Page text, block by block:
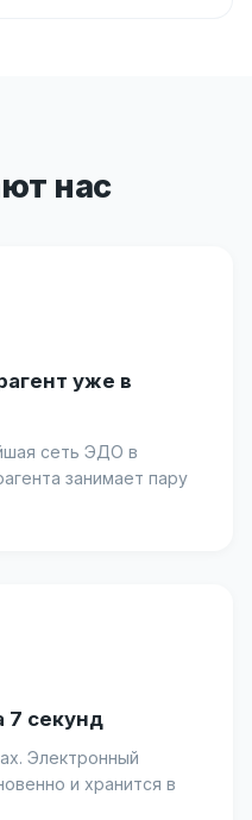
нас
уже в
сеть ЭДО в
занимает пару
7 секунд
Электронный
и хранится в